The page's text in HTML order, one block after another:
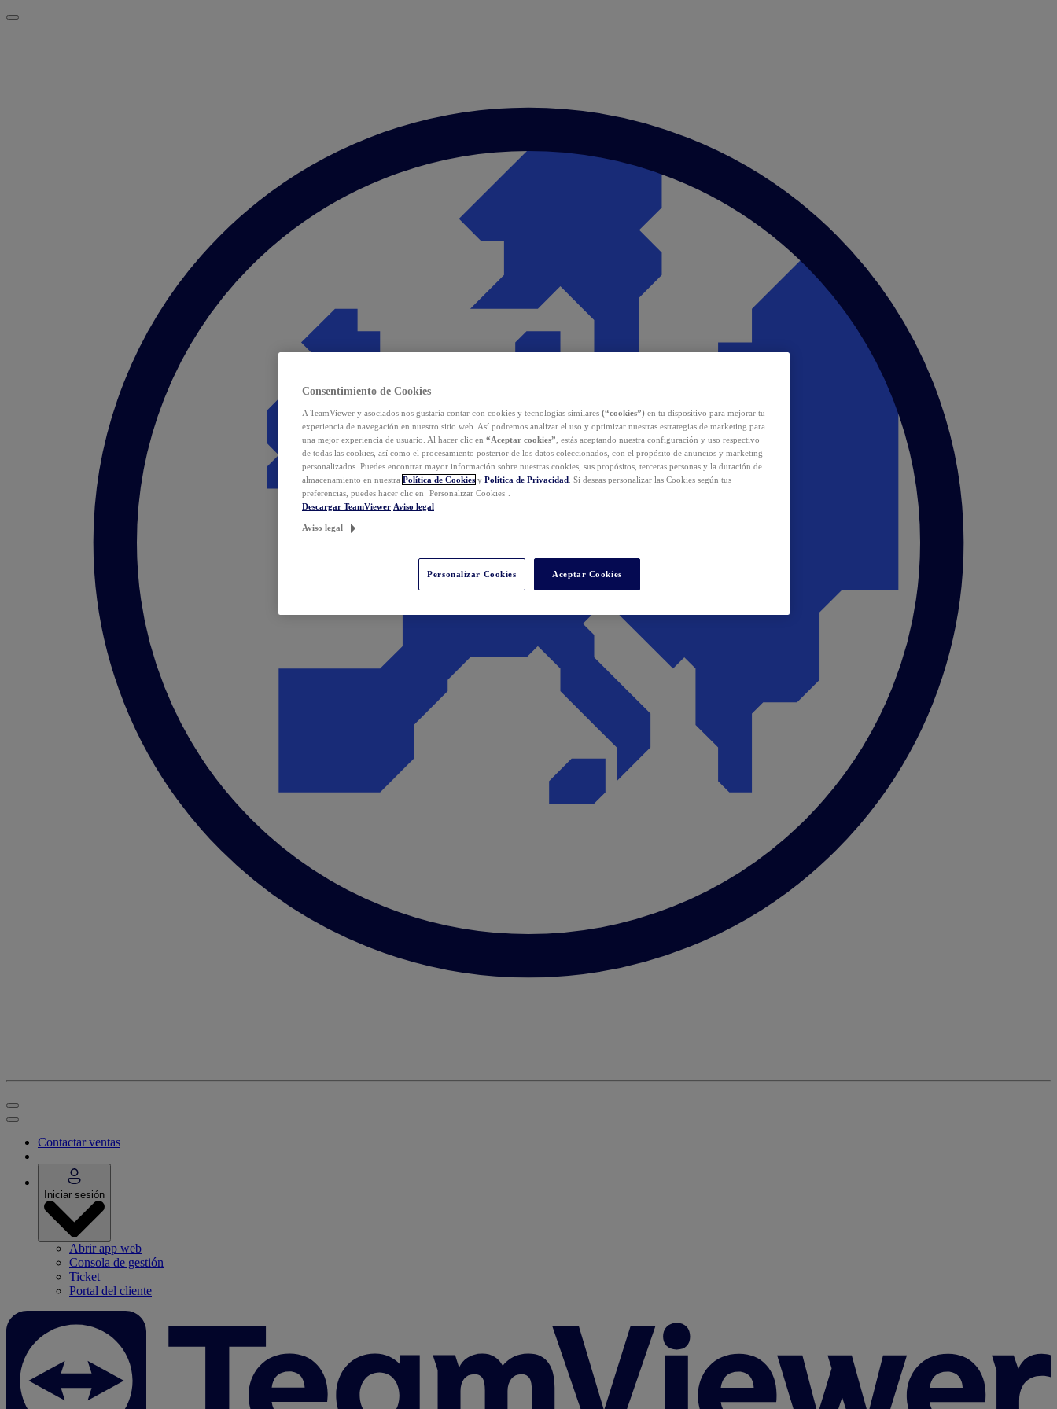
Contactar ventas
Iniciar sesión
Abrir app web
Consola de gestión
Ticket
Portal del cliente
Consentimiento de Cookies
A TeamViewer y asociados nos gustaría contar con cookies y tecnologías similares (“cookies”) en tu dispositivo para mejorar tu
experiencia de navegación en nuestro sitio web. Así podremos analizar el uso y optimizar nuestras estrategias de marketing para
una mejor experiencia de usuario. Al hacer clic en “Aceptar cookies” , estás aceptando nuestra configuración y uso respectivo
de todas las cookies, así como el procesamiento posterior de los datos coleccionados, con el propósito de anuncios y marketing
personalizados. Puedes encontrar mayor información sobre nuestras cookies, sus propósitos, terceras personas y la duración de
almacenamiento en nuestra Política de Cookies y Política de Privacidad . Si deseas personalizar las Cookies según tus
preferencias, puedes hacer clic en ¨Personalizar Cookies¨.
Descargar TeamViewer Aviso legal
Aviso legal
Personalizar Cookies Aceptar Cookies